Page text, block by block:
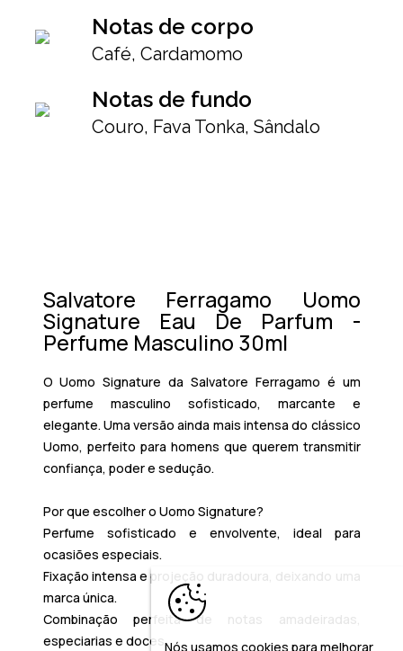
Notas de corpo
Café, Cardamomo
Notas de fundo
Couro, Fava Tonka, Sândalo
Salvatore Ferragamo Uomo
Signature Eau De Parfum -
Perfume Masculino 30ml
OUomo Signature da Salvatore Ferragamo é um
perfume masculino sofisticado, marcante e
elegante. Uma versão ainda mais intensa do clássico
Uomo, perfeito para homens que querem transmitir
confiança, poder e sedução.
Por que escolher o Uomo Signature?
Perfume sofisticado e envolvente, ideal para
ocasiões especiais.
Fixação intensa e projeção duradoura , deixando uma
marca única.
Combinação perfeita de notas amadeiradas,
especiarias e doces.Nós usamos cookies para melhorar